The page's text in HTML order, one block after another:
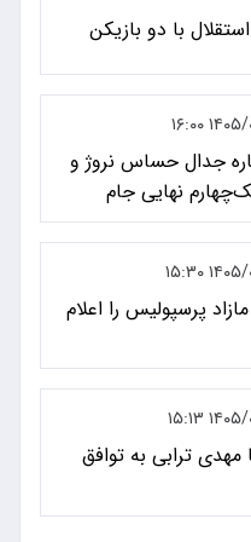
با دو بازیکن
۱۶:۰۰
جدال حساس نروژ و
نهایی جام
۱۵:۳۰
پرسپولیس را اعلام
۱۵:۱۳
مهدی ترابی به توافق